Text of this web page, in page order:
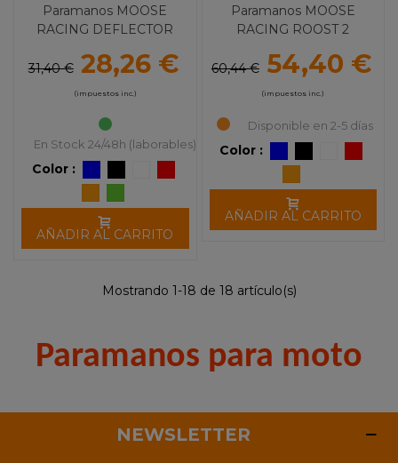
Paramanos MOOSE
RACING DEFLECTOR
31,40 € 28,26 €
(impuestos inc.)
En Stock 24/48h (laborables)
Color :
AÑADIR AL CARRITO
Paramanos MOOSE
RACING ROOST 2
60,44 € 54,40 €
(impuestos inc.)
Disponible en 2-5 días
Color :
AÑADIR AL CARRITO
Mostrando 1-18 de 18 artículo(s)
Paramanos para moto
NEWSLETTER